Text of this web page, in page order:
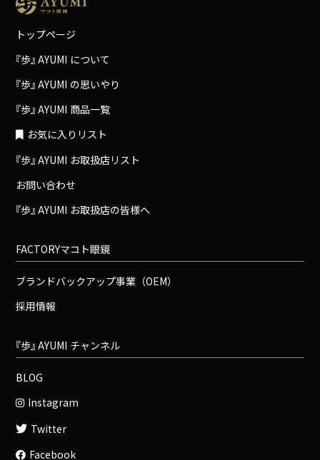
トップページ
『歩』AYUMI について
『歩』AYUMI の思いやり
『歩』AYUMI 商品一覧
お気に入りリスト
『歩』AYUMI お取扱店リスト
お問い合わせ
『歩』AYUMI お取扱店の皆様へ
FACTORYマコト眼鏡
ブランドバックアップ事業（OEM）
採用情報
『歩』AYUMI チャンネル
BLOG
Instagram
Twitter
Facebook